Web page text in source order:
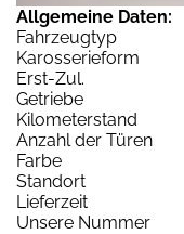
Allgemeine Daten:
Fahrzeugtyp
Karosserieform
Erst-Zul.
Getriebe
Kilometerstand
Anzahl der Türen
Farbe
Standort
Lieferzeit
Unsere Nummer